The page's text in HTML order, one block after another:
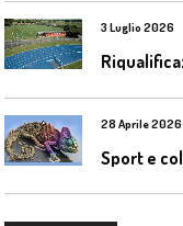
3 Luglio 2026
28 Aprile 2026